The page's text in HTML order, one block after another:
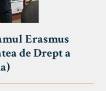
Erasmus
de Drept a